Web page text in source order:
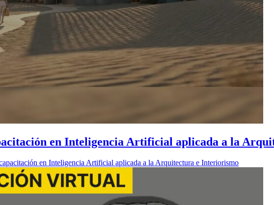
en Inteligencia Artificial aplicada a la
en Inteligencia Artificial aplicada a la Arquitectura e Interiorismo